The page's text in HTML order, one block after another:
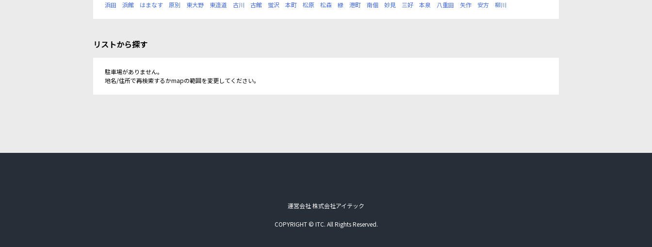
浜田
浜館 はまなす 原別 東大野 東造道 古川 古館 蛍沢 本町 松原 松森 緑 港町 南佃 妙見 三好 本泉 八重田 矢作 安方 柳川
リストから探す
駐車場がありません。
地名/住所で再検索するかmapの範囲を変更してください。
運営会社 株式会社アイテック
COPYRIGHT © ITC. All Rights Reserved.